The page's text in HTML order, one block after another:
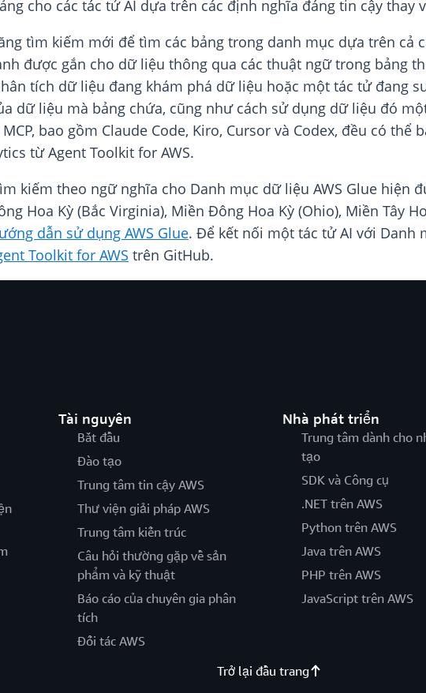
cho các tác tử AI dựa trên các định nghĩa đáng tin cậy thay
tìm kiếm mới để tìm các bảng trong danh mục dựa trên cả
được gắn cho dữ liệu thông qua các thuật ngữ trong bảng
tích dữ liệu đang khám phá dữ liệu hoặc một tác tử đang
dữ liệu mà bảng chứa, cũng như cách sử dụng dữ liệu đó
bao gồm Claude Code, Kiro, Cursor và Codex, đều có
từ Agent Toolkit for AWS.
kiếm theo ngữ nghĩa cho Danh mục dữ liệu AWS Glue hiện
Hoa Kỳ (Bắc Virginia), Miền Đông Hoa Kỳ (Ohio), Miền Tây
dẫn sử dụng AWS Glue. Để kết nối một tác tử AI với Danh
Toolkit for AWS trên GitHub.
Tài nguyên
Bắt đầu
Đào tạo
Trung tâm tin cậy AWS
Thư viện giải pháp AWS
Trung tâm kiến trúc
Câu hỏi thường gặp về sản
phẩm và kỹ thuật
Báo cáo của chuyên gia phân
tích
Đối tác AWS
Nhà phát triển
Trung tâm dành cho
tạo
SDK và Công cụ
.NET trên AWS
Python trên AWS
Java trên AWS
PHP trên AWS
JavaScript trên AWS
Trở lại đầu trang